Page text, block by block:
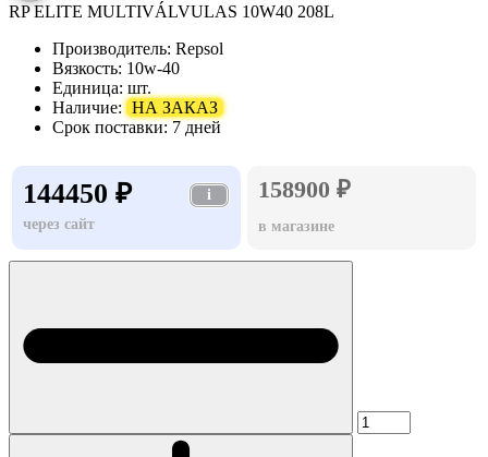
RP ELITE MULTIVÁLVULAS 10W40 208L
Производитель: Repsol
Вязкость: 10w-40
Единица: шт.
Наличие: НА ЗАКАЗ
Срок поставки: 7 дней
144450 ₽
i
через сайт
158900 ₽
в магазине